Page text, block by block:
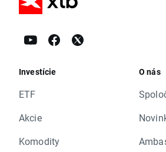
Investície
ETF
Akcie
Komodity
O nás